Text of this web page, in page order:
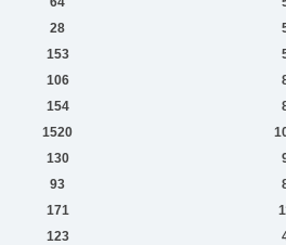
28
153
106
154
1520
130
93
171
123